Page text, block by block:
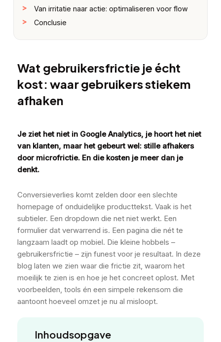
Wat gebruikersfrictie je écht
kost: waar gebruikers stiekem
afhaken
Je ziet het niet in Google Analytics, je hoort het niet
van klanten, maar het gebeurt wel: stille afhakers
door microfrictie. En die kosten je meer dan je
denkt.
Conversieverlies komt zelden door een slechte
homepage of onduidelijke producttekst. Vaak is het
subtieler. Een dropdown die net niet werkt. Een
formulier dat verwarrend is. Een pagina die nét te
langzaam laadt op mobiel. Die kleine hobbels –
gebruikersfrictie – zijn funest voor je resultaat. In deze
blog laten we zien waar die frictie zit, waarom het
moeilijk te zien is en hoe je het concreet oplost. Met
voorbeelden, tools én een simpele rekensom die
aantoont hoeveel omzet je nu al misloopt.
Inhoudsopgave
Van irritatie naar actie: optimaliseren voor flow
Conclusie